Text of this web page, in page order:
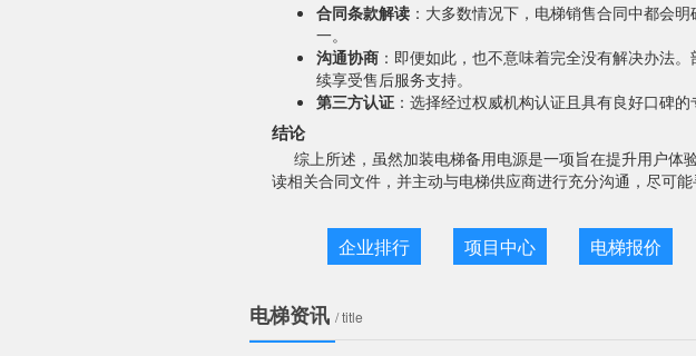
合同条款解读 ：大多数情况下，电梯销售合同中都会
一。
沟通协商 ：即便如此，也不意味着完全没有解决办法
续享受售后服务支持。
第三方认证 ：选择经过权威机构认证且具有良好口碑
结论
综上所述，虽然加装电梯备用电源是一项旨在提升用户
读相关合同文件，并主动与电梯供应商进行充分沟通，尽可
企业排行 项目中心 电梯报价
电梯资讯 / title